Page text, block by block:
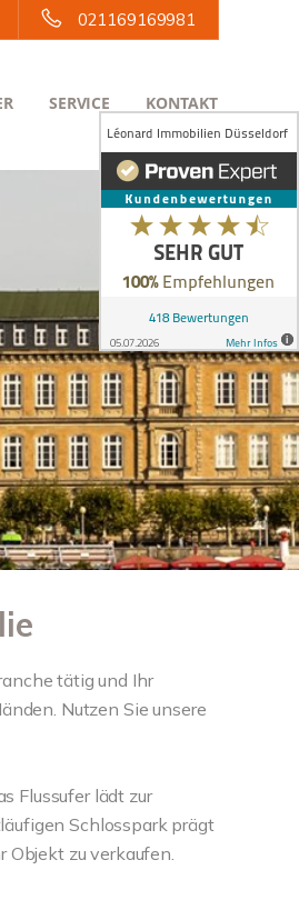
021169169981
SERVICE KONTAKT
tätig und Ihr
Nutzen Sie unsere
Flussufer lädt zur
Schlosspark prägt
Objekt zu verkaufen.